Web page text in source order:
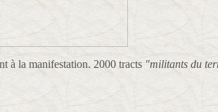
à la manifestation. 2000 tracts "militants du